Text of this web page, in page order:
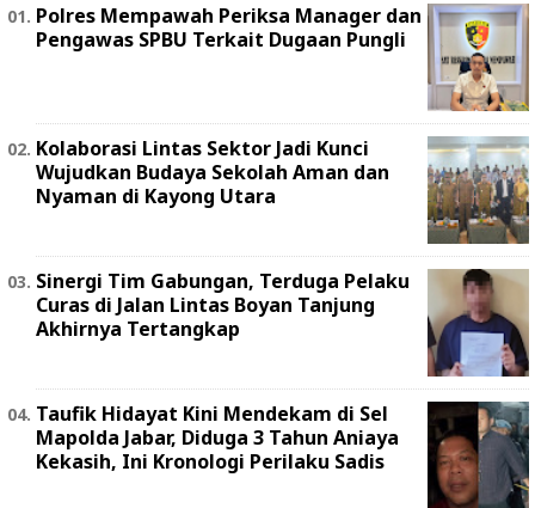
Polres Mempawah Periksa Manager dan
Pengawas SPBU Terkait Dugaan Pungli
Kolaborasi Lintas Sektor Jadi Kunci
Wujudkan Budaya Sekolah Aman dan
Nyaman di Kayong Utara
Sinergi Tim Gabungan, Terduga Pelaku
Curas di Jalan Lintas Boyan Tanjung
Akhirnya Tertangkap
Taufik Hidayat Kini Mendekam di Sel
Mapolda Jabar, Diduga 3 Tahun Aniaya
Kekasih, Ini Kronologi Perilaku Sadis